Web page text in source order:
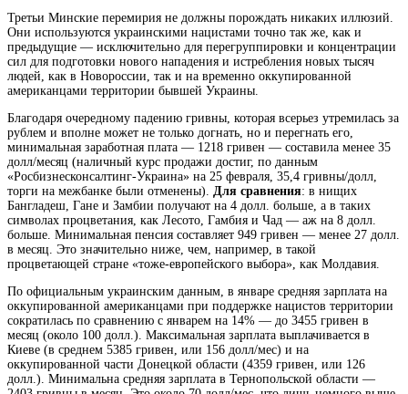
Третьи Минские перемирия не должны порождать никаких иллюзий.
Они используются украинскими нацистами точно так же, как и
предыдущие — исключительно для перегруппировки и концентрации
сил для подготовки нового нападения и истребления новых тысяч
людей, как в Новороссии, так и на временно оккупированной
американцами территории бывшей Украины.
Благодаря очередному падению гривны, которая всерьез утремилась за
рублем и вполне может не только догнать, но и перегнать его,
минимальная заработная плата — 1218 гривен — составила менее 35
долл/месяц (наличный курс продажи достиг, по данным
«Росбизнесконсалтинг-Украина» на 25 февраля, 35,4 гривны/долл,
торги на межбанке были отменены). Для сравнения: в нищих
Бангладеш, Гане и Замбии получают на 4 долл. больше, а в таких
символах процветания, как Лесото, Гамбия и Чад — аж на 8 долл.
больше. Минимальная пенсия составляет 949 гривен — менее 27 долл.
в месяц. Это значительно ниже, чем, например, в такой
процветающей стране «тоже-европейского выбора», как Молдавия.
По официальным украинским данным, в январе средняя зарплата на
оккупированной американцами при поддержке нацистов территории
сократилась по сравнению с январем на 14% — до 3455 гривен в
месяц (около 100 долл.). Максимальная зарплата выплачивается в
Киеве (в среднем 5385 гривен, или 156 долл/мес) и на
оккупированной части Донецкой области (4359 гривен, или 126
долл.). Минимальна средняя зарплата в Тернопольской области —